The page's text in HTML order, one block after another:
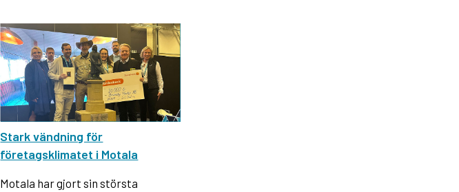
Stark vändning för
företagsklimatet i Motala
Motala har gjort sin största